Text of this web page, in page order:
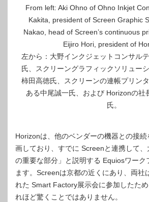
From left: Aki Ohno of Ohno Inkjet
Kakita, president of Screen Graphic
Nakao, head of Screen’s continuous
Eijiro Hori, president of
左から：大野インクジェットコンサル
氏、スクリーングラフィックソリュー
柿田高徳氏、スクリーンの連帳プリン
ある中尾誠一氏、および Horizo​​nの社
氏。
Horizo​​nは、他のベンダーの機器との接
画しており、すでに Screenと連携して
の重要な部分」と説明する Equiosワーク
ます。Screenは京都の近くにあり、両社
れた Smart Factory展示会に参加したた
れほど驚くことではありません。